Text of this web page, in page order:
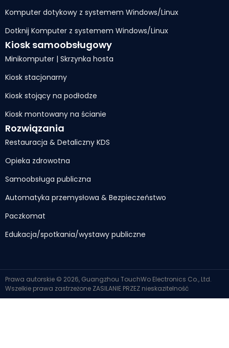
Komputer dotykowy z systemem Windows/Linux
Dotknij Komputer z systemem Windows/Linux
Kiosk samoobsługowy
Minikomputer | Skrzynka hosta
Kiosk stacjonarny
Kiosk stojący na podłodze
Kiosk montowany na ścianie
Rozwiązania
Restauracja & Detaliczny KDS
Opieka zdrowotna
Samoobsługa publiczna
Automatyka przemysłowa & Bezpieczeństwo
Paczkomat
Edukacja/spotkania/wystawy publiczne
Prawa autorskie © 2026, Guangzhou TouchWo Electronics Co., Ltd.
Wszelkie prawa zastrzeżone ZASILANIE PRZEZ nieskazitelność